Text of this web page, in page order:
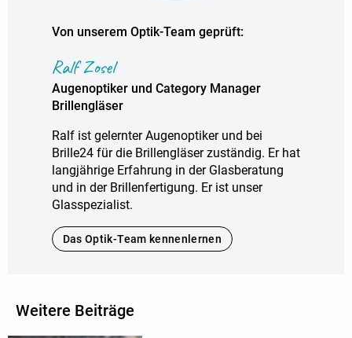
Von unserem Optik-Team geprüft:
Ralf Zosel
Augenoptiker und Category Manager
Brillengläser
Ralf ist gelernter Augenoptiker und bei
Brille24 für die Brillengläser zuständig. Er hat
langjährige Erfahrung in der Glasberatung
und in der Brillenfertigung. Er ist unser
Glasspezialist.
Das Optik-Team kennenlernen
Weitere Beiträge